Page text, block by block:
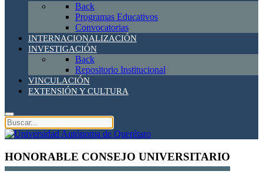
Back
Programas Educativos
Convocatorias
INTERNACIONALIZACIÓN
INVESTIGACIÓN
Back
Repositorio Institucional
VINCULACIÓN
EXTENSIÓN Y CULTURA
HONORABLE CONSEJO UNIVERSITARIO